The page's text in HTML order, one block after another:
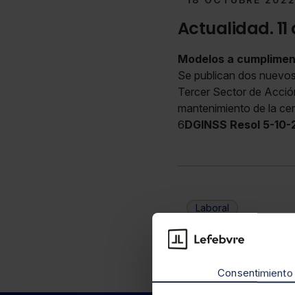
Consentimiento
Actualidad. 11
Modelos a
Se publican dos
Tercer Sector de
mantenimiento de la
6DGINSS Resol 5-
Laboral